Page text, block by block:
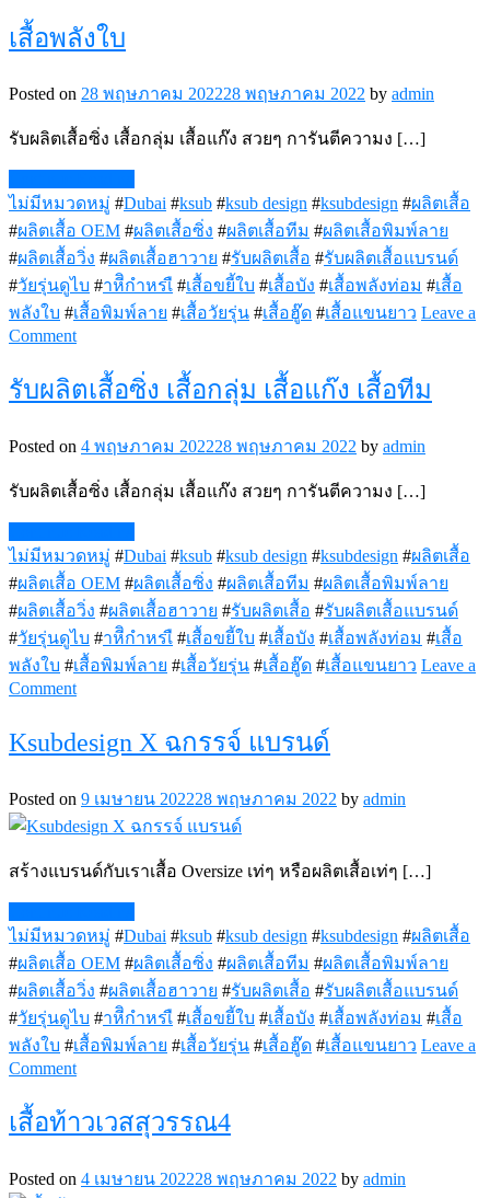
X-
Max300
เสื้อพลังใบ
Posted on 28 พฤษภาคม 202228 พฤษภาคม 2022 by admin
รับผลิตเสื้อซิ่ง เสื้อกลุ่ม เสื้อแก๊ง สวยๆ การันตีความง […]
ไม่มีหมวดหมู่ #Dubai #ksub #ksub design #ksubdesign #ผลิตเสื้อ
#ผลิตเสื้อ OEM #ผลิตเสื้อซิ่ง #ผลิตเสื้อทีม #ผลิตเสื้อพิมพ์ลาย
#ผลิตเสื้อวิ่ง #ผลิตเสื้อฮาวาย #รับผลิตเสื้อ #รับผลิตเสื้อแบรนด์
#วัยรุ่นดูไบ #าหีิกำหรเื #เสื้อขยี้ใบ #เสื้อบัง #เสื้อพลังท่อม #เสื้อ
พลังใบ #เสื้อพิมพ์ลาย #เสื้อวัยรุ่น #เสื้อฮู๊ด #เสื้อแขนยาว Leave a
Commenton
พลัง
รับผลิตเสื้อซิ่ง เสื้อกลุ่ม เสื้อแก๊ง เสื้อทีม
Posted on 4 พฤษภาคม 202228 พฤษภาคม 2022 by admin
รับผลิตเสื้อซิ่ง เสื้อกลุ่ม เสื้อแก๊ง สวยๆ การันตีความง […]
ไม่มีหมวดหมู่ #Dubai #ksub #ksub design #ksubdesign #ผลิตเสื้อ
#ผลิตเสื้อ OEM #ผลิตเสื้อซิ่ง #ผลิตเสื้อทีม #ผลิตเสื้อพิมพ์ลาย
#ผลิตเสื้อวิ่ง #ผลิตเสื้อฮาวาย #รับผลิตเสื้อ #รับผลิตเสื้อแบรนด์
#วัยรุ่นดูไบ #าหีิกำหรเื #เสื้อขยี้ใบ #เสื้อบัง #เสื้อพลังท่อม #เสื้อ
พลังใบ #เสื้อพิมพ์ลาย #เสื้อวัยรุ่น #เสื้อฮู๊ด #เสื้อแขนยาว Leave a
Commenton
ผลิต
ซิ่ง
เสื้อ
เสื้อ
แก๊ง
เสื้อ
ทีม
Ksubdesign X ฉกรรจ์ แบรนด์
Posted on 9 เมษายน 202228 พฤษภาคม 2022 by admin
สร้างแบรนด์กับเราเสื้อ Oversize เท่ๆ หรือผลิตเสื้อเท่ๆ […]
ไม่มีหมวดหมู่ #Dubai #ksub #ksub design #ksubdesign #ผลิตเสื้อ
#ผลิตเสื้อ OEM #ผลิตเสื้อซิ่ง #ผลิตเสื้อทีม #ผลิตเสื้อพิมพ์ลาย
#ผลิตเสื้อวิ่ง #ผลิตเสื้อฮาวาย #รับผลิตเสื้อ #รับผลิตเสื้อแบรนด์
#วัยรุ่นดูไบ #าหีิกำหรเื #เสื้อขยี้ใบ #เสื้อบัง #เสื้อพลังท่อม #เสื้อ
พลังใบ #เสื้อพิมพ์ลาย #เสื้อวัยรุ่น #เสื้อฮู๊ด #เสื้อแขนยาว Leave a
Commenton
ฉกรรจ์
เสื้อท้าวเวสสุวรรณ4
Posted on 4 เมษายน 202228 พฤษภาคม 2022 by admin